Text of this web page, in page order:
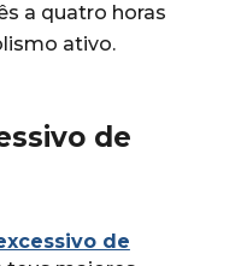
a quatro horas
ativo.
de
de